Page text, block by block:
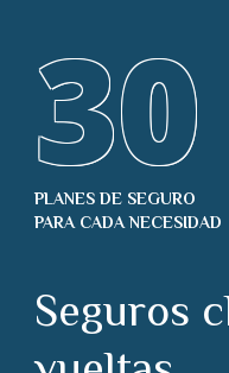
30
PLANES DE SEGURO
PARA CADA NECESIDAD
Seguros